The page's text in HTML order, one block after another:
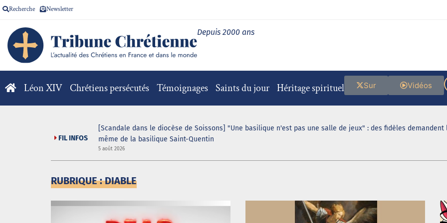
Recherche Newsletter
Depuis 2000 ans
Léon XIV Chrétiens persécutés Témoignages Saints du jour Héritage spirituel Vidéos
Sur
FIL INFOS
[Scandale dans le diocèse de Soissons] "Une basilique n'est pas une salle de jeux" : des fidèles demandent
même de la basilique Saint-Quentin
5 août 2026
RUBRIQUE : DIABLE